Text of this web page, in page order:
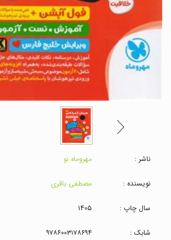
ناشر : مهروماه نو
نویسنده : مصطفی باقری
سال چاپ : ۱۴۰۵
شابک : ۹۷۸۶۰۰۳۱۷۸۶۹۴